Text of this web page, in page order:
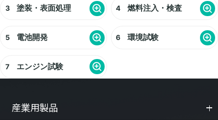
塗装・表面処理 燃料注入・検査
電池開発 環境試験
エンジン試験
産業用製品